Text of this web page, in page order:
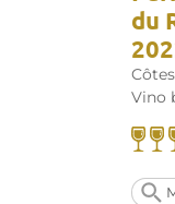
du
Vino